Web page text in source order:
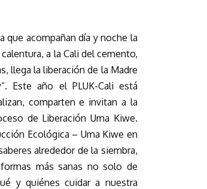
que acompañan día y noche la
a la Cali del cemento,
llega la liberación de la Madre
Este año el PLUK-Cali está
comparten e invitan a la
de Liberación Uma Kiwe.
Ecológica – Uma Kiwe en
alrededor de la siembra,
más sanas no solo de
y quiénes cuidar a nuestra